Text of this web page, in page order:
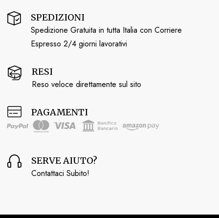
SPEDIZIONI
Spedizione Gratuita in tutta Italia con Corriere
Espresso 2/4 giorni lavorativi
RESI
Reso veloce direttamente sul sito
PAGAMENTI
SERVE AIUTO?
Contattaci Subito!